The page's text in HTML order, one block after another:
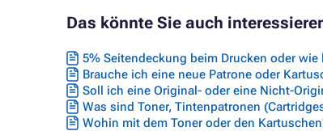
Das könnte Sie auch
5% Seitendeckung beim Drucken oder wie
Brauche ich eine neue Patrone oder
Soll ich eine Original- oder eine Nicht-
Was sind Toner, Tintenpatronen
Wohin mit dem Toner oder den